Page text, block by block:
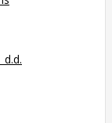
d.d.